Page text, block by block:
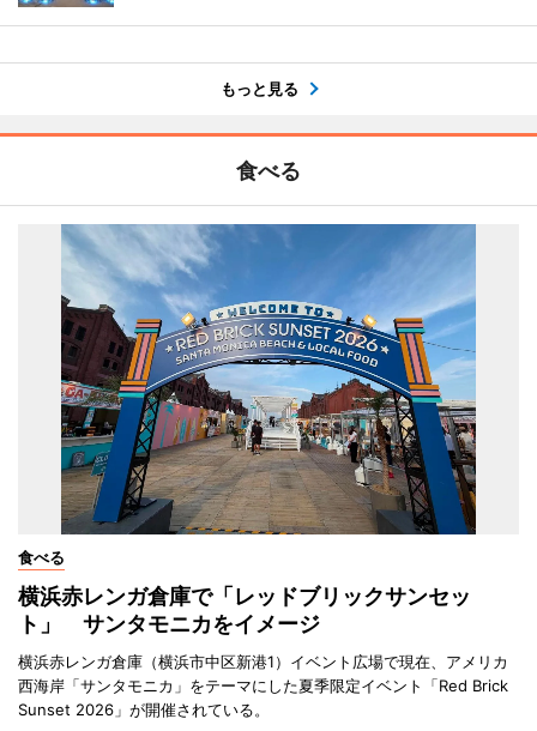
もっと見る
食べる
食べる
横浜赤レンガ倉庫で「レッドブリックサンセッ
ト」 サンタモニカをイメージ
横浜赤レンガ倉庫（横浜市中区新港1）イベント広場で現在、アメリカ
西海岸「サンタモニカ」をテーマにした夏季限定イベント「Red Brick
Sunset 2026」が開催されている。